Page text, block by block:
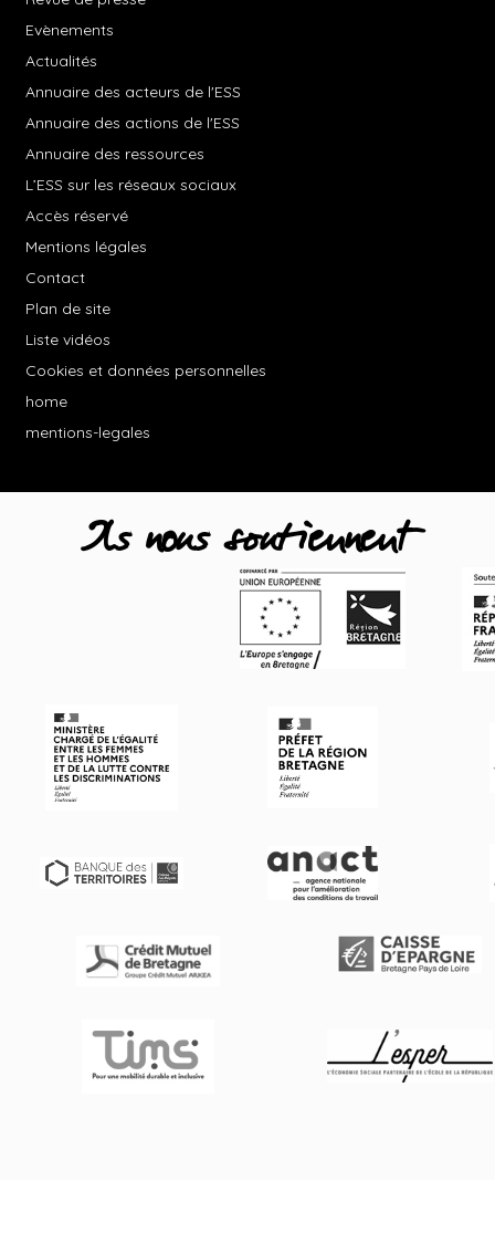
Evènements
Actualités
Annuaire des acteurs de l'ESS
Annuaire des actions de l'ESS
Annuaire des ressources
L’ESS sur les réseaux sociaux
Accès réservé
Mentions légales
Contact
Plan de site
Liste vidéos
Cookies et données personnelles
home
mentions-legales
Ils nous soutiennent